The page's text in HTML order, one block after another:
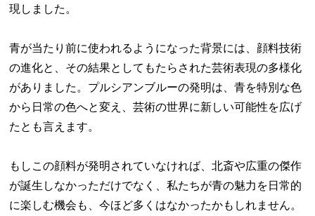
現しました。
青が当たり前に使われるようになった背景には、顔料技術
の進化と、その結果としてもたらされた芸術表現の多様化
がありました。プルシアンブルーの発明は、青を特別な色
から日常の色へと変え、芸術の世界に新しい可能性を広げ
たとも言えます。
もしこの顔料が発明されていなければ、北斎や広重の傑作
が誕生しなかっただけでなく、私たちが青の魅力を日常的
に楽しむ機会も、今ほど多くはなかったかもしれません。